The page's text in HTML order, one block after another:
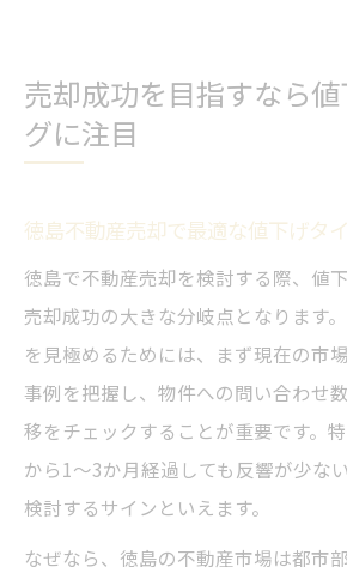
売却成功を目指すなら
グに注目
徳島不動産売却で最適な値下げタ
徳島で不動産売却を検討する際、値
売却成功の大きな分岐点となります
を見極めるためには、まず現在の市
事例を把握し、物件への問い合わせ
移をチェックすることが重要です。
から1～3か月経過しても反響が少な
検討するサインといえます。
なぜなら、徳島の不動産市場は都市